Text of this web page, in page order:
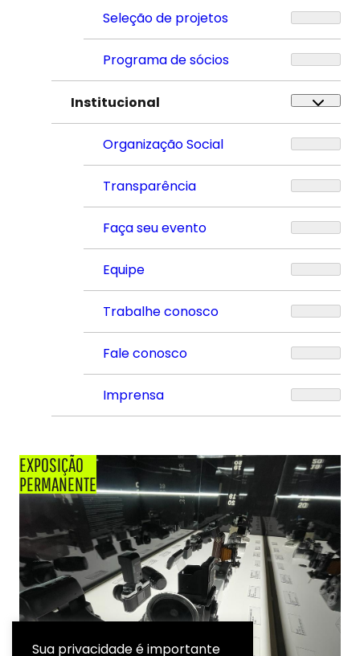
Seleção de projetos
Programa de sócios
Institucional
Organização Social
Transparência
Faça seu evento
Equipe
Trabalhe conosco
Fale conosco
Imprensa
EXPOSIÇÃO
PERMANENTE
Sua privacidade é importante